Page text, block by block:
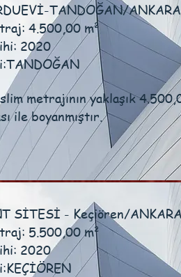
TANDOĞAN/ANKARA
4.500,00 m²
2020
metrajının yaklaşık
ile boyanmıştır.
SİTESİ - Keçiören/ANKARA
5.500,00 m²
2020